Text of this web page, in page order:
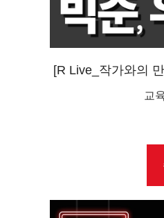
[R Live_작가와의
교